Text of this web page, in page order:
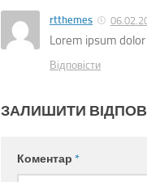
rtthemes
Lorem ipsum
Відповіcти
ЗАЛИШИТИ
Коментар *